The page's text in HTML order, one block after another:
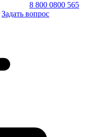
8 800 0800 565
Задать вопрос